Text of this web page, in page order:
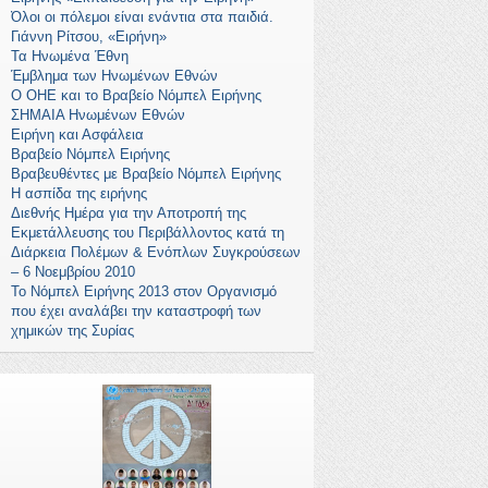
Όλοι οι πόλεμοι είναι ενάντια στα παιδιά.
Γιάννη Ρίτσου, «Ειρήνη»
Τα Ηνωμένα Έθνη
Έμβλημα των Ηνωμένων Εθνών
Ο ΟΗΕ και το Βραβείο Νόμπελ Ειρήνης
ΣΗΜΑΙΑ Ηνωμένων Εθνών
Ειρήνη και Ασφάλεια
Βραβείο Νόμπελ Ειρήνης
Βραβευθέντες με Βραβείο Νόμπελ Ειρήνης
Η ασπίδα της ειρήνης
Διεθνής Ημέρα για την Αποτροπή της
Εκμετάλλευσης του Περιβάλλοντος κατά τη
Διάρκεια Πολέμων & Ενόπλων Συγκρούσεων
– 6 Νοεμβρίου 2010
Το Νόμπελ Ειρήνης 2013 στον Οργανισμό
που έχει αναλάβει την καταστροφή των
χημικών της Συρίας